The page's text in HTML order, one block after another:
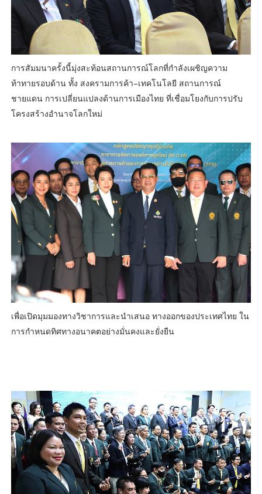
การสัมมนาครั้งนี้มุ่งสะท้อนสถานการณ์โลกที่กำลังเผชิญความ
ท้าทายรอบด้าน ทั้ง สงครามการค้า–เทคโนโลยี สถานการณ์
ชายแดน การเปลี่ยนแปลงด้านการเมืองไทย ที่เชื่อมโยงกับการปรับ
โครงสร้างอำนาจโลกใหม่
เพื่อเปิดมุมมองทางวิชาการและนำเสนอ ทางออกของประเทศไทย ใน
การกำหนดทิศทางอนาคตอย่างมั่นคงและยั่งยืน